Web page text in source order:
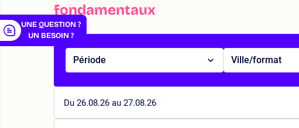
fondamentaux
Période Ville/format
Du 26.08.26 au 27.08.26
UNE QUESTION ?
UN BESOIN ?